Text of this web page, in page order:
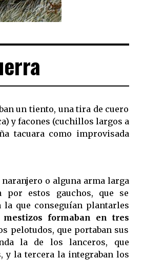
un tiento, una tira de cuero
y facones (cuchillos largos a
tacuara como improvisada
o alguna arma larga
por estos gauchos, que se
que conseguían plantarles
mestizos formaban en tres
pelotudos, que portaban sus
la de los lanceros, que
y la tercera la integraban los